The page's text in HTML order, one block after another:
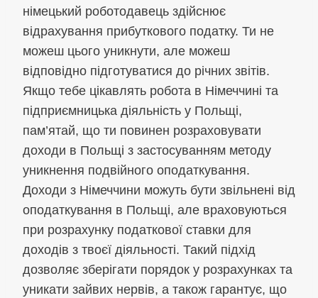
німецький роботодавець здійснює
відрахування прибуткового податку. Ти не
можеш цього уникнути, але можеш
відповідно підготуватися до річних звітів.
Якщо тебе цікавлять робота в Німеччині та
підприємницька діяльність у Польщі,
пам’ятай, що ти повинен розраховувати
доходи в Польщі з застосуванням методу
уникнення подвійного оподаткування.
Доходи з Німеччини можуть бути звільнені від
оподаткування в Польщі, але враховуються
при розрахунку податкової ставки для
доходів з твоєї діяльності. Такий підхід
дозволяє зберігати порядок у розрахунках та
уникати зайвих нервів, а також гарантує, що